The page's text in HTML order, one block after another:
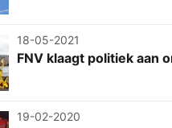
18-05-2021
FNV klaagt politiek aan
19-02-2020